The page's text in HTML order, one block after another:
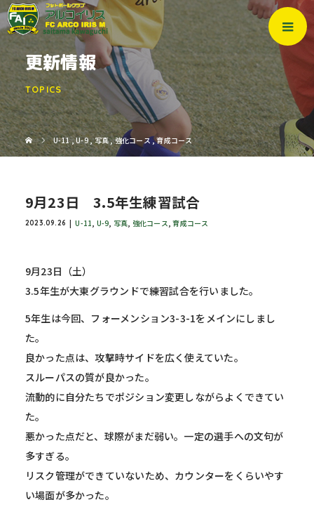
更新情報
TOPICS
U-11,U-9,写真,強化コース ,育成コース
9月23日 3.5年生練習試合
2023.09.26 U-11, U-9, 写真, 強化コース,育成コース
9月23日（土）
3.5年生が大東グラウンドで練習試合を行いました。
5年生は今回、フォーメンション3-3-1をメインにしまし
た。
良かった点は、攻撃時サイドを広く使えていた。
スルーパスの質が良かった。
流動的に自分たちでポジション変更しながらよくできてい
た。
悪かった点だと、球際がまだ弱い。一定の選手への文句が
多すぎる。
リスク管理ができていないため、カウンターをくらいやす
い場面が多かった。